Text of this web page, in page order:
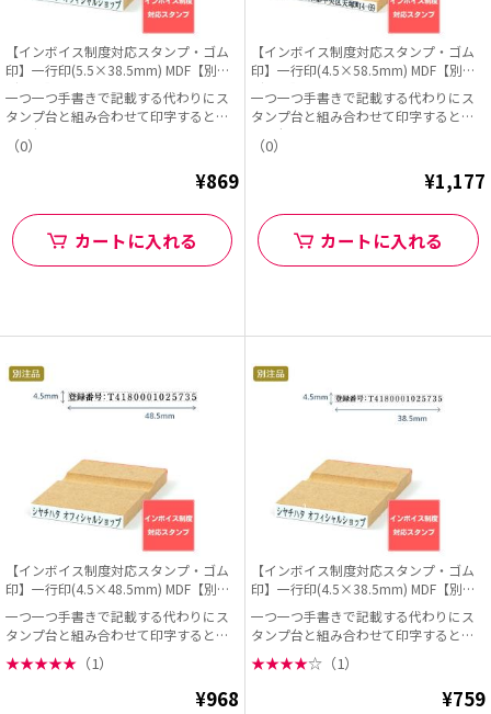
【インボイス制度対応スタンプ・ゴム
印】一行印(5.5×38.5mm) MDF【別注
ゴム印】ヨコ型
一つ一つ手書きで記載する代わりにス
タンプ台と組み合わせて印字すると早
くて便利!
（0）
¥869
カートに入れる
【インボイス制度対応スタンプ・ゴム
印】一行印(4.5×58.5mm) MDF【別注
ゴム印】ヨコ型
一つ一つ手書きで記載する代わりにス
タンプ台と組み合わせて印字すると早
くて便利!
（0）
¥1,177
カートに入れる
【インボイス制度対応スタンプ・ゴム
印】一行印(4.5×48.5mm) MDF【別注
ゴム印】ヨコ型
一つ一つ手書きで記載する代わりにス
タンプ台と組み合わせて印字すると早
くて便利!
★★★★★ （1）
¥968
【インボイス制度対応スタンプ・ゴム
印】一行印(4.5×38.5mm) MDF【別注
ゴム印】ヨコ型
一つ一つ手書きで記載する代わりにス
タンプ台と組み合わせて印字すると早
くて便利!
★★★★☆ （1）
¥759